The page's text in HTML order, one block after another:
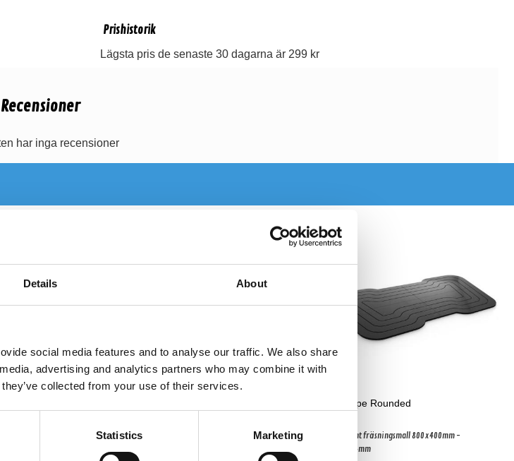
Details About
social media features and to analyse our traffic. We also share
advertising and analytics partners who may combine it with
collected from your use of their services.
Statistics Marketing
Prishistorik
Lägsta pris de senaste 30 dagarna är 299 kr
Recensioner
har inga recensioner
- 307x115mm
6 element fräsningsmall 914x304mm -
H-Shape Rounded
5 element fräsningsmall 800x400mm -
470x144mm